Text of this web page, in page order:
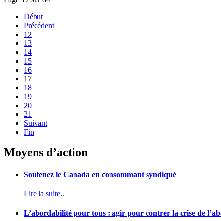
Début
Précédent
12
13
14
15
16
17
18
19
20
21
Suivant
Fin
Moyens d’action
Soutenez le Canada en consommant syndiqué
Lire la suite..
L’abordabilité pour tous : agir pour contrer la crise de